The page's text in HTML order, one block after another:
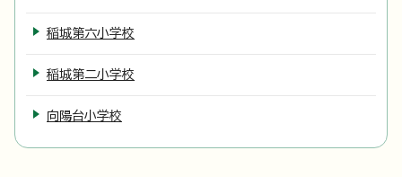
稲城第六小学校
稲城第二小学校
向陽台小学校